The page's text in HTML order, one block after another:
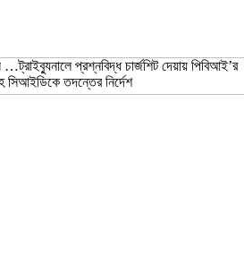
…ট্রাইব্যুনালে প্রশ্নবিদ্ধ চার্জশিট দেয়ায় পিবিআই’র
সিআইডিকে তদন্তের নির্দেশ